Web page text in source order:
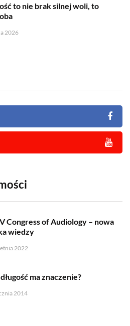
to nie brak silnej woli, to
2026
Congress of Audiology – nowa
wiedzy
2022
długość ma znaczenie?
2014